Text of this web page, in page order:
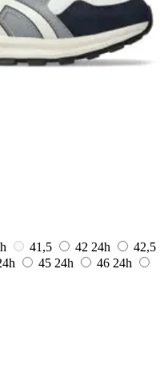
41,5 42 24h
42,5
45 24h 46 24h